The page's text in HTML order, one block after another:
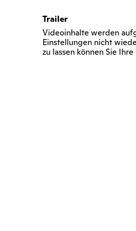
Trailer
Videoinhalte werden
Einstellungen nicht
zu lassen können Sie